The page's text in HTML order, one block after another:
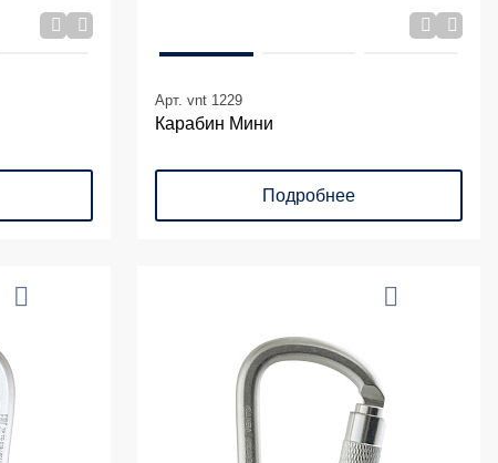
Арт. vnt 1229
Карабин Мини
Подробнее